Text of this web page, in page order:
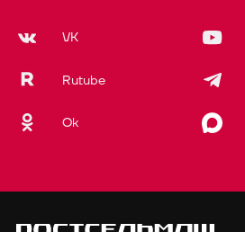
VK
Rutube
Ok